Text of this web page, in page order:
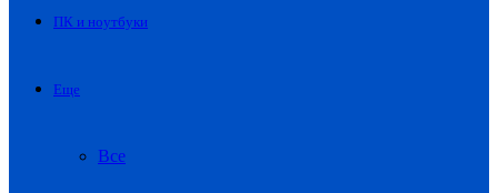
ПК и ноутбуки
Еще
Все